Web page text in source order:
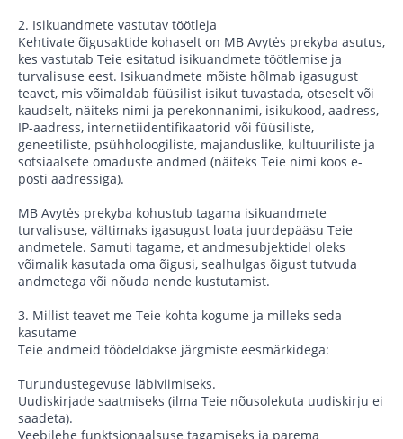
2. Isikuandmete vastutav töötleja
Kehtivate õigusaktide kohaselt on MB Avytės prekyba asutus,
kes vastutab Teie esitatud isikuandmete töötlemise ja
turvalisuse eest. Isikuandmete mõiste hõlmab igasugust
teavet, mis võimaldab füüsilist isikut tuvastada, otseselt või
kaudselt, näiteks nimi ja perekonnanimi, isikukood, aadress,
IP-aadress, internetiidentifikaatorid või füüsiliste,
geneetiliste, psühholoogiliste, majanduslike, kultuuriliste ja
sotsiaalsete omaduste andmed (näiteks Teie nimi koos e-
posti aadressiga).
MB Avytės prekyba kohustub tagama isikuandmete
turvalisuse, vältimaks igasugust loata juurdepääsu Teie
andmetele. Samuti tagame, et andmesubjektidel oleks
võimalik kasutada oma õigusi, sealhulgas õigust tutvuda
andmetega või nõuda nende kustutamist.
3. Millist teavet me Teie kohta kogume ja milleks seda
kasutame
Teie andmeid töödeldakse järgmiste eesmärkidega:
Turundustegevuse läbiviimiseks.
Uudiskirjade saatmiseks (ilma Teie nõusolekuta uudiskirju ei
saadeta).
Veebilehe funktsionaalsuse tagamiseks ja parema